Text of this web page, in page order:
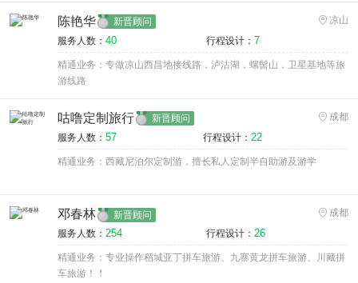
陈艳华 新晋顾问
凉山
服务人数： 40 行程设计： 7
精通业务：专做凉山西昌地接线路，泸沽湖，螺髻山，卫星基地等旅
游线路
咕噜定制旅行 新晋顾问
成都
服务人数： 57 行程设计： 22
精通业务：西藏尼泊尔定制游，擅长私人定制半自助游及游学
邓春林 新晋顾问
成都
服务人数： 254 行程设计： 26
精通业务：专业操作稻城亚丁拼车旅游、九寨黄龙拼车旅游、川藏拼
车旅游！！